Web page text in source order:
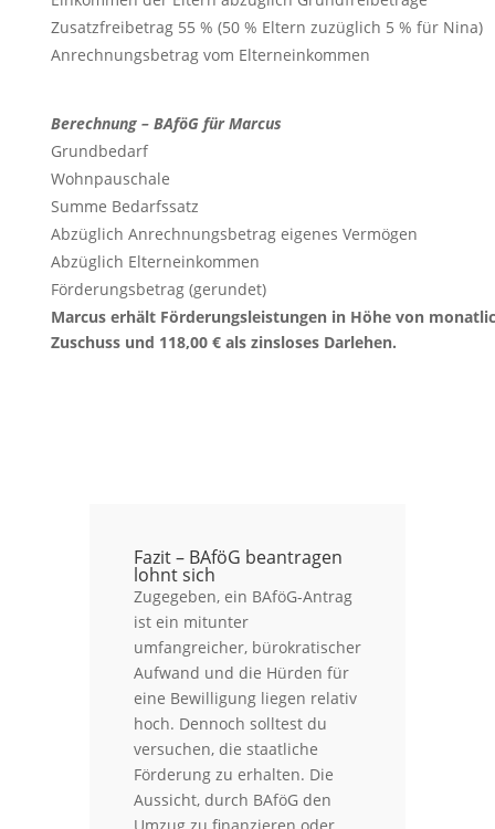
Zusatzfreibetrag 55 % (50 % Eltern zuzüglich 5 % für Nina)
Anrechnungsbetrag vom Elterneinkommen
Berechnung – BAföG für Marcus
Grundbedarf
Wohnpauschale
Summe Bedarfssatz
Abzüglich Anrechnungsbetrag eigenes Vermögen
Abzüglich Elterneinkommen
Förderungsbetrag (gerundet)
Marcus erhält Förderungsleistungen in Höhe von
Zuschuss und 118,00 € als zinsloses Darlehen.
Fazit – BAföG beantragen
lohnt sich
Zugegeben, ein BAföG-Antrag
ist ein mitunter
umfangreicher, bürokratischer
Aufwand und die Hürden für
eine Bewilligung liegen relativ
hoch. Dennoch solltest du
versuchen, die staatliche
Förderung zu erhalten. Die
Aussicht, durch BAföG den